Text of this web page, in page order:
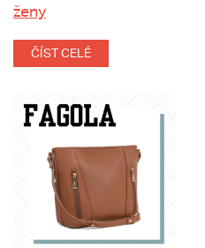
ženy
ČÍST CELÉ